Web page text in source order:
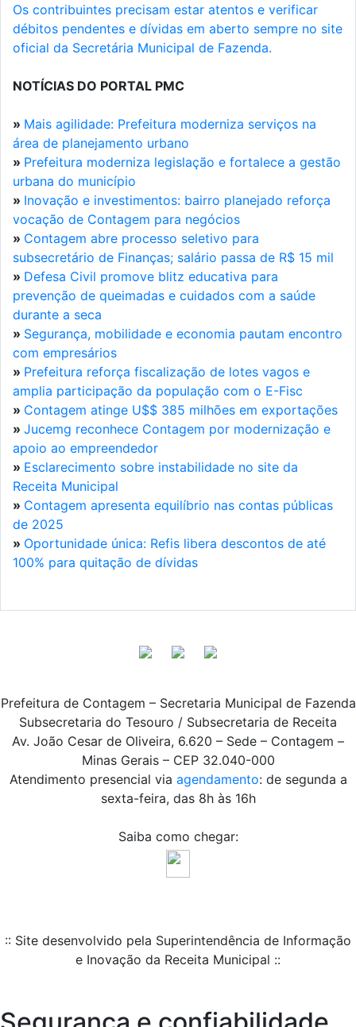
Os contribuintes precisam estar atentos e verificar
débitos pendentes e dívidas em aberto sempre no site
oficial da Secretária Municipal de Fazenda.
NOTÍCIAS DO PORTAL PMC
» Mais agilidade: Prefeitura moderniza serviços na
área de planejamento urbano
» Prefeitura moderniza legislação e fortalece a gestão
urbana do município
» Inovação e investimentos: bairro planejado reforça
vocação de Contagem para negócios
» Contagem abre processo seletivo para
subsecretário de Finanças; salário passa de R$ 15 mil
» Defesa Civil promove blitz educativa para
prevenção de queimadas e cuidados com a saúde
durante a seca
» Segurança, mobilidade e economia pautam encontro
com empresários
» Prefeitura reforça fiscalização de lotes vagos e
amplia participação da população com o E-Fisc
» Contagem atinge U$$ 385 milhões em exportações
» Jucemg reconhece Contagem por modernização e
apoio ao empreendedor
» Esclarecimento sobre instabilidade no site da
Receita Municipal
» Contagem apresenta equilíbrio nas contas públicas
de 2025
» Oportunidade única: Refis libera descontos de até
100% para quitação de dívidas
Prefeitura de Contagem – Secretaria Municipal de Fazenda
Subsecretaria do Tesouro / Subsecretaria de Receita
Av. João Cesar de Oliveira, 6.620 – Sede – Contagem –
Minas Gerais – CEP 32.040-000
Atendimento presencial via agendamento: de segunda a
sexta-feira, das 8h às 16h
Saiba como chegar:
:: Site desenvolvido pela Superintendência de Informação
e Inovação da Receita Municipal ::